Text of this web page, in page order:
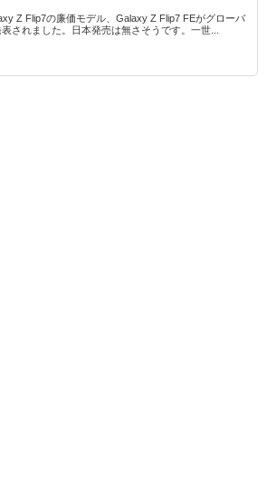
Z Flip7の廉価モデル、Galaxy Z Flip7 FEがグローバ
表されました。日本発売は無さそうです。一世...